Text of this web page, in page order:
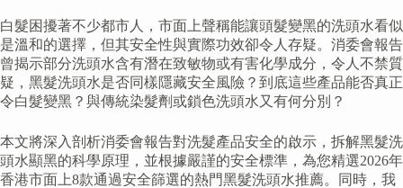
白髮困擾著不少都市人，市面上聲稱能讓頭髮變黑的洗頭水看似
是溫和的選擇，但其安全性與實際功效卻令人存疑。消委會報告
曾揭示部分洗頭水含有潛在致敏物或有害化學成分，令人不禁質
疑，黑髮洗頭水是否同樣隱藏安全風險？到底這些產品能否真正
令白髮變黑？與傳統染髮劑或鎖色洗頭水又有何分別？
本文將深入剖析消委會報告對洗髮產品安全的啟示，拆解黑髮洗
頭水顯黑的科學原理，並根據嚴謹的安全標準，為您精選2026年
香港市面上8款通過安全篩選的熱門黑髮洗頭水推薦。同時，我